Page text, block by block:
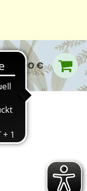
0,00 €